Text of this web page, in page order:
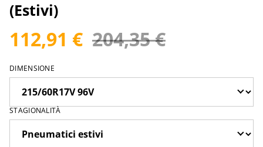
(Estivi)
112,91 € 204,35 €
DIMENSIONE
STAGIONALITÀ